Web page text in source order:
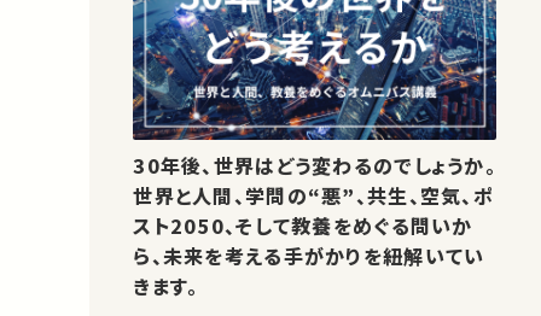
30年後、世界はどう変わるのでしょうか。
世界と人間、学問の“悪”、共生、空気、ポ
スト2050、そして教養をめぐる問いか
ら、未来を考える手がかりを紐解いてい
きます。